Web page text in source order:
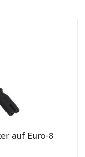
auf Euro-8